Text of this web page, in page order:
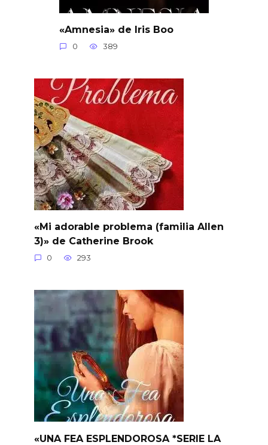
«Amnesia» de Iris Boo
0 389
«Mi adorable problema (familia Allen
3)» de Catherine Brook
0 293
«UNA FEA ESPLENDOROSA *SERIE LA